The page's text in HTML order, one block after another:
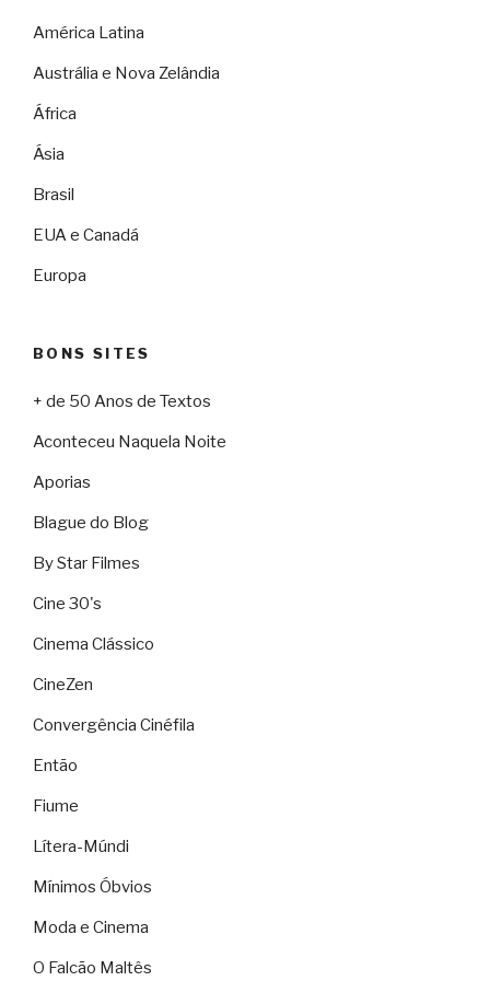
América Latina
Austrália e Nova Zelândia
África
Ásia
Brasil
EUA e Canadá
Europa
BONS SITES
+ de 50 Anos de Textos
Aconteceu Naquela Noite
Aporias
Blague do Blog
By Star Filmes
Cine 30's
Cinema Clássico
CineZen
Convergência Cinéfila
Então
Fiume
Lítera-Múndi
Mínimos Óbvios
Moda e Cinema
O Falcão Maltês